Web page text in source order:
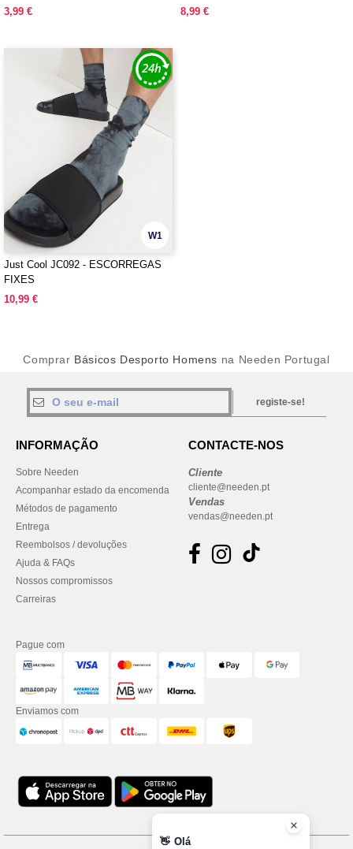
3,99 €
8,99 €
W1
Just Cool JC092 - ESCORREGAS
FIXES
10,99 €
Comprar Básicos Desporto Homens na Needen Portugal
registe-se!
INFORMAÇÃO
Sobre Needen
Acompanhar estado da encomenda
Métodos de pagamento
Entrega
Reembolsos / devoluções
Ajuda & FAQs
Nossos compromissos
Carreiras
CONTACTE-NOS
Cliente
cliente@needen.pt
Vendas
vendas@needen.pt
Pague com
Enviamos com
👋 Olá